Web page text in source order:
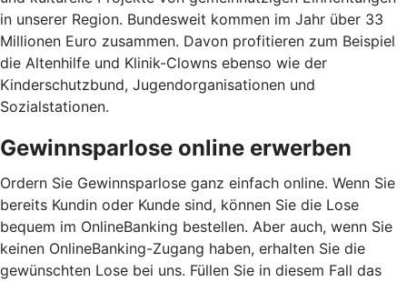
in unserer Region. Bundesweit kommen im Jahr über 33
Millionen Euro zusammen. Davon profitieren zum Beispiel
die Altenhilfe und Klinik-Clowns ebenso wie der
Kinderschutzbund, Jugendorganisationen und
Sozialstationen.
Gewinnsparlose online erwerben
Ordern Sie Gewinnsparlose ganz einfach online. Wenn Sie
bereits Kundin oder Kunde sind, können Sie die Lose
bequem im OnlineBanking bestellen. Aber auch, wenn Sie
keinen OnlineBanking-Zugang haben, erhalten Sie die
gewünschten Lose bei uns. Füllen Sie in diesem Fall das